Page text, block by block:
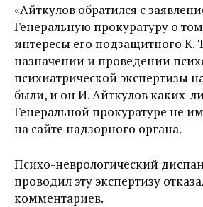
«Айткулов обратился с
Генеральную прокуратуру о
интересы его подзащитного К.
назначении и проведении
психиатрической экспертизы
были, и он И. Айткулов каких-
Генеральной прокуратуре не
на сайте надзорного органа.
Психо-неврологический
проводил эту экспертизу
комментариев.